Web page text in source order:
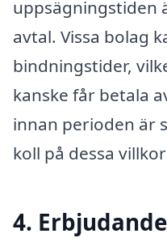
uppsägningstiden
avtal. Vissa bolag
bindningstider,
kanske får betala
innan perioden är
koll på dessa
4.